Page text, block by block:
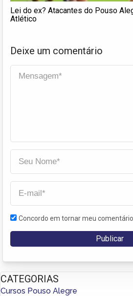
Lei do ex? Atacantes do Pouso
Atlético
Deixe um comentário
Concordo em tornar meu
CATEGORIAS
Cursos Pouso Alegre